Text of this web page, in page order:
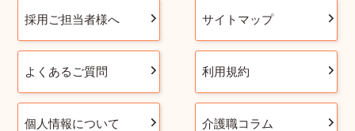
採用ご担当者様へ サイトマップ
よくあるご質問 利用規約
個人情報について 介護職コラム